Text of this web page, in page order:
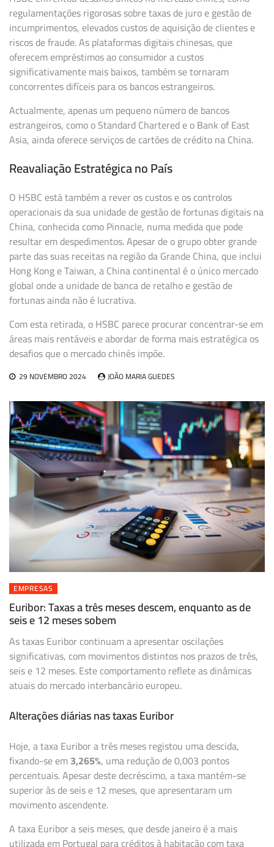
regulamentações rigorosas sobre taxas de juro e gestão de
incumprimentos, elevados custos de aquisição de clientes e
riscos de fraude. As plataformas digitais chinesas, que
oferecem empréstimos ao consumidor a custos
significativamente mais baixos, também se tornaram
concorrentes difíceis para os bancos estrangeiros.
Actualmente, apenas um pequeno número de bancos
estrangeiros, como o Standard Chartered e o Bank of East
Asia, ainda oferece serviços de cartões de crédito na China.
Reavaliação Estratégica no País
O HSBC está também a rever os custos e os controlos
operacionais da sua unidade de gestão de fortunas digitais na
China, conhecida como Pinnacle, numa medida que pode
resultar em despedimentos. Apesar de o grupo obter grande
parte das suas receitas na região da Grande China, que inclui
Hong Kong e Taiwan, a China continental é o único mercado
global onde a unidade de banca de retalho e gestão de
fortunas ainda não é lucrativa.
Com esta retirada, o HSBC parece procurar concentrar-se em
áreas mais rentáveis e abordar de forma mais estratégica os
desafios que o mercado chinês impõe.
29 NOVEMBRO 2024 JOÃO MARIA GUEDES
EMPRESAS
Euribor: Taxas a três meses descem, enquanto as de
seis e 12 meses sobem
As taxas Euribor continuam a apresentar oscilações
significativas, com movimentos distintos nos prazos de três,
seis e 12 meses. Este comportamento reflete as dinâmicas
atuais do mercado interbancário europeu.
Alterações diárias nas taxas Euribor
Hoje, a taxa Euribor a três meses registou uma descida,
fixando-se em3,265%, uma redução de 0,003 pontos
percentuais. Apesar deste decréscimo, a taxa mantém-se
superior às de seis e 12 meses, que apresentaram um
movimento ascendente.
A taxa Euribor a seis meses, que desde janeiro é a mais
utilizada em Portugal para créditos à habitação com taxa